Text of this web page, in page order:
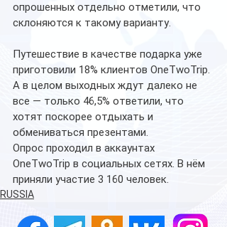
опрошенных отдельно отметили, что
склоняются к такому варианту.
Путешествие в качестве подарка уже
приготовили 18% клиентов OneTwoTrip.
А в целом выходных ждут далеко не
все — только 46,5% ответили, что
хотят поскорее отдыхать и
обмениваться презентами.
Опрос проходил в аккаунтах
OneTwoTrip в социальных сетях. В нём
приняли участие 3 160 человек.
RUSSIA